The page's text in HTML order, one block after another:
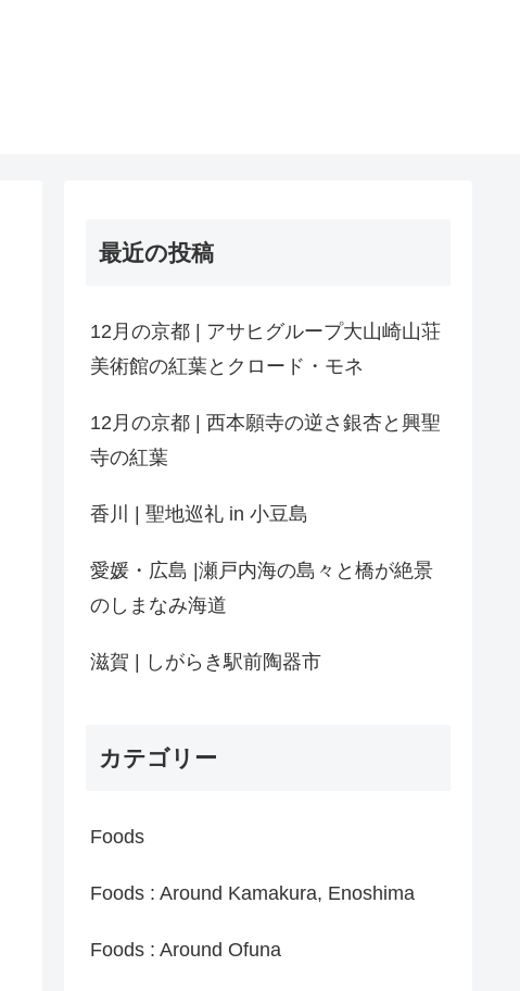
最近の投稿
12月の京都 | アサヒグループ大山崎山荘
美術館の紅葉とクロード・モネ
12月の京都 | 西本願寺の逆さ銀杏と興聖
寺の紅葉
香川 | 聖地巡礼 in 小豆島
愛媛・広島 |瀬戸内海の島々と橋が絶景
のしまなみ海道
滋賀 | しがらき駅前陶器市
カテゴリー
Foods
Foods : Around Kamakura, Enoshima
Foods : Around Ofuna